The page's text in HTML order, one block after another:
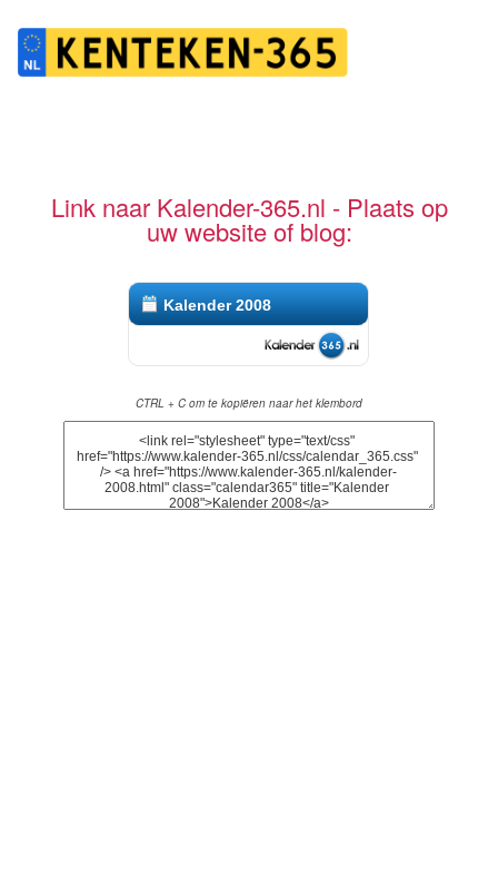
Link naar Kalender-365.nl - Plaats op
uw website of blog:
Kalender 2008
CTRL + C om te kopiëren naar het klembord